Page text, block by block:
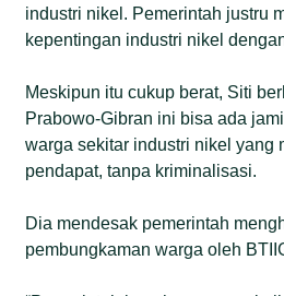
industri nikel. Pemerintah justru
kepentingan industri nikel
Meskipun itu cukup berat, Siti
Prabowo-Gibran ini bisa ada
warga sekitar industri nikel yang
pendapat, tanpa kriminalisasi.
Dia mendesak pemerintah
pembungkaman warga oleh